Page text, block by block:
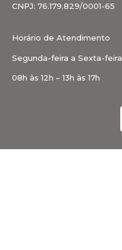
CNPJ: 76.179.829/0001-65
Horário de Atendimento
Segunda-feira a Sexta-feira
08h às 12h – 13h às 17h